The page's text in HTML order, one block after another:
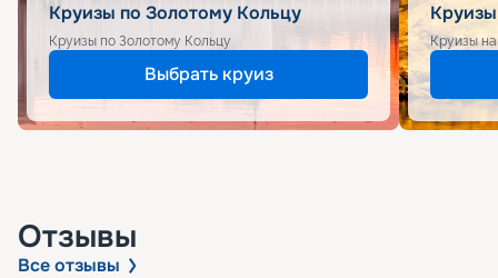
Круизы по Золотому Кольцу
Круизы по Золотому Кольцу
Выбрать круиз
Круизы
Отзывы
Все отзывы